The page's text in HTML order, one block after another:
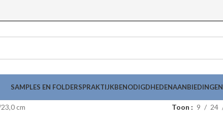
SAMPLES EN FOLDERSPRAKTIJKBENODIGDHEDENAANBIEDINGEN
23,0 cm Toon 9 24